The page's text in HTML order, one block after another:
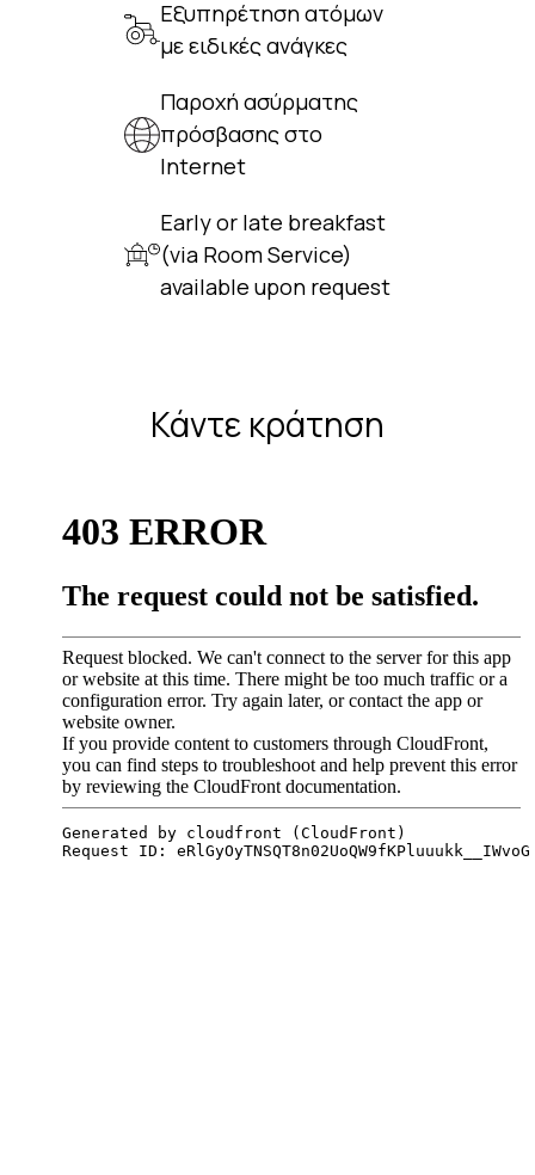
Εξυπηρέτηση ατόμων
με ειδικές ανάγκες
Παροχή ασύρματης
πρόσβασης στο
Internet
Early or late breakfast
(via Room Service)
available upon request
Κάντε κράτηση